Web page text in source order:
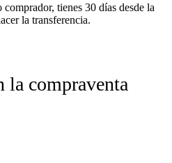
comprador, tienes 30 días desde la
la transferencia.
la compraventa